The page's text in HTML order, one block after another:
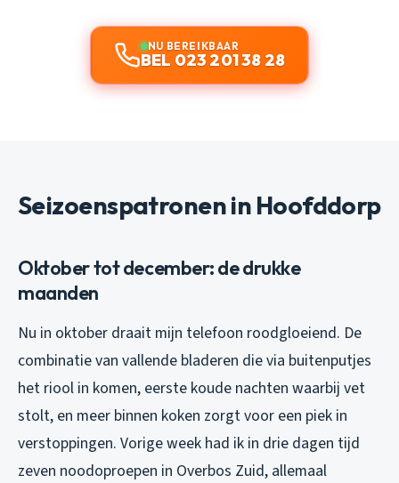
NU BEREIKBAAR
BEL 023 201 38 28
Seizoenspatronen in Hoofddorp
Oktober tot december: de drukke
maanden
Nu in oktober draait mijn telefoon roodgloeiend. De
combinatie van vallende bladeren die via buitenputjes
het riool in komen, eerste koude nachten waarbij vet
stolt, en meer binnen koken zorgt voor een piek in
verstoppingen. Vorige week had ik in drie dagen tijd
zeven noodoproepen in Overbos Zuid, allemaal